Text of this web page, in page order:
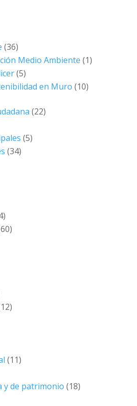
(36)
Medio Ambiente (1)
(5)
en Muro (10)
(22)
(5)
(34)
(11)
y de patrimonio (18)